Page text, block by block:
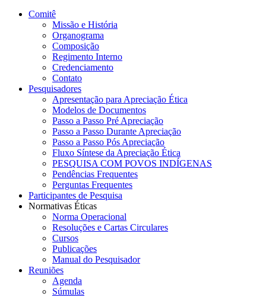
Comitê
Missão e História
Organograma
Composição
Regimento Interno
Credenciamento
Contato
Pesquisadores
Apresentação para Apreciação Ética
Modelos de Documentos
Passo a Passo Pré Apreciação
Passo a Passo Durante Apreciação
Passo a Passo Pós Apreciação
Fluxo Síntese da Apreciação Ética
PESQUISA COM POVOS INDÍGENAS
Pendências Frequentes
Perguntas Frequentes
Participantes de Pesquisa
Normativas Éticas
Norma Operacional
Resoluções e Cartas Circulares
Cursos
Publicações
Manual do Pesquisador
Reuniões
Agenda
Súmulas